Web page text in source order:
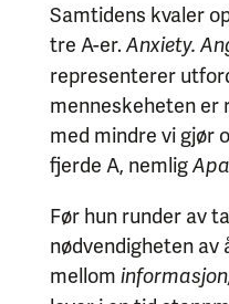
Samtidens kvaler
tre A-er.Anxiety.
representerer
menneskeheten er
med mindre vi gjør
fjerde A, nemlig
Før hun runder av
nødvendigheten
mellom